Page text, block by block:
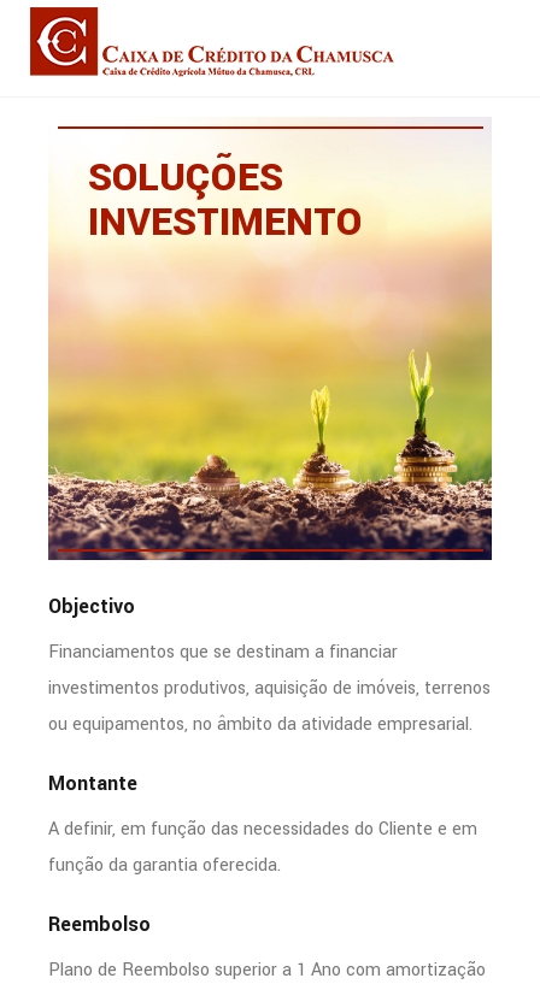
SOLUÇÕES
INVESTIMENTO
Objectivo
Financiamentos que se destinam a financiar
investimentos produtivos, aquisição de imóveis, terrenos
ou equipamentos, no âmbito da atividade empresarial.
Montante
A definir, em função das necessidades do Cliente e em
função da garantia oferecida.
Reembolso
Plano de Reembolso superior a 1 Ano com amortização